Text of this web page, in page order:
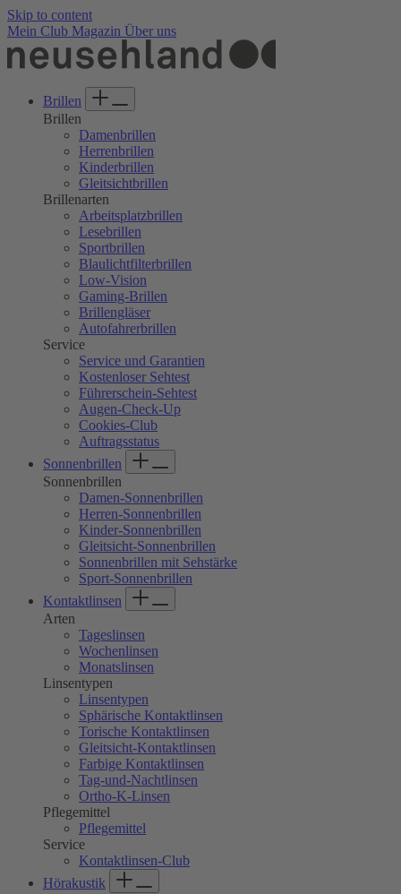
Skip to content
Mein Club Magazin Über uns
Brillen
Brillen
Damenbrillen
Herrenbrillen
Kinderbrillen
Gleitsichtbrillen
Brillenarten
Arbeitsplatzbrillen
Lesebrillen
Sportbrillen
Blaulichtfilterbrillen
Low-Vision
Gaming-Brillen
Brillengläser
Autofahrerbrillen
Service
Service und Garantien
Kostenloser Sehtest
Führerschein-Sehtest
Augen-Check-Up
Cookies-Club
Auftragsstatus
Sonnenbrillen
Sonnenbrillen
Damen-Sonnenbrillen
Herren-Sonnenbrillen
Kinder-Sonnenbrillen
Gleitsicht-Sonnenbrillen
Sonnenbrillen mit Sehstärke
Sport-Sonnenbrillen
Kontaktlinsen
Arten
Tageslinsen
Wochenlinsen
Monatslinsen
Linsentypen
Linsentypen
Sphärische Kontaktlinsen
Torische Kontaktlinsen
Gleitsicht-Kontaktlinsen
Farbige Kontaktlinsen
Tag-und-Nachtlinsen
Ortho-K-Linsen
Pflegemittel
Pflegemittel
Service
Kontaktlinsen-Club
Hörakustik